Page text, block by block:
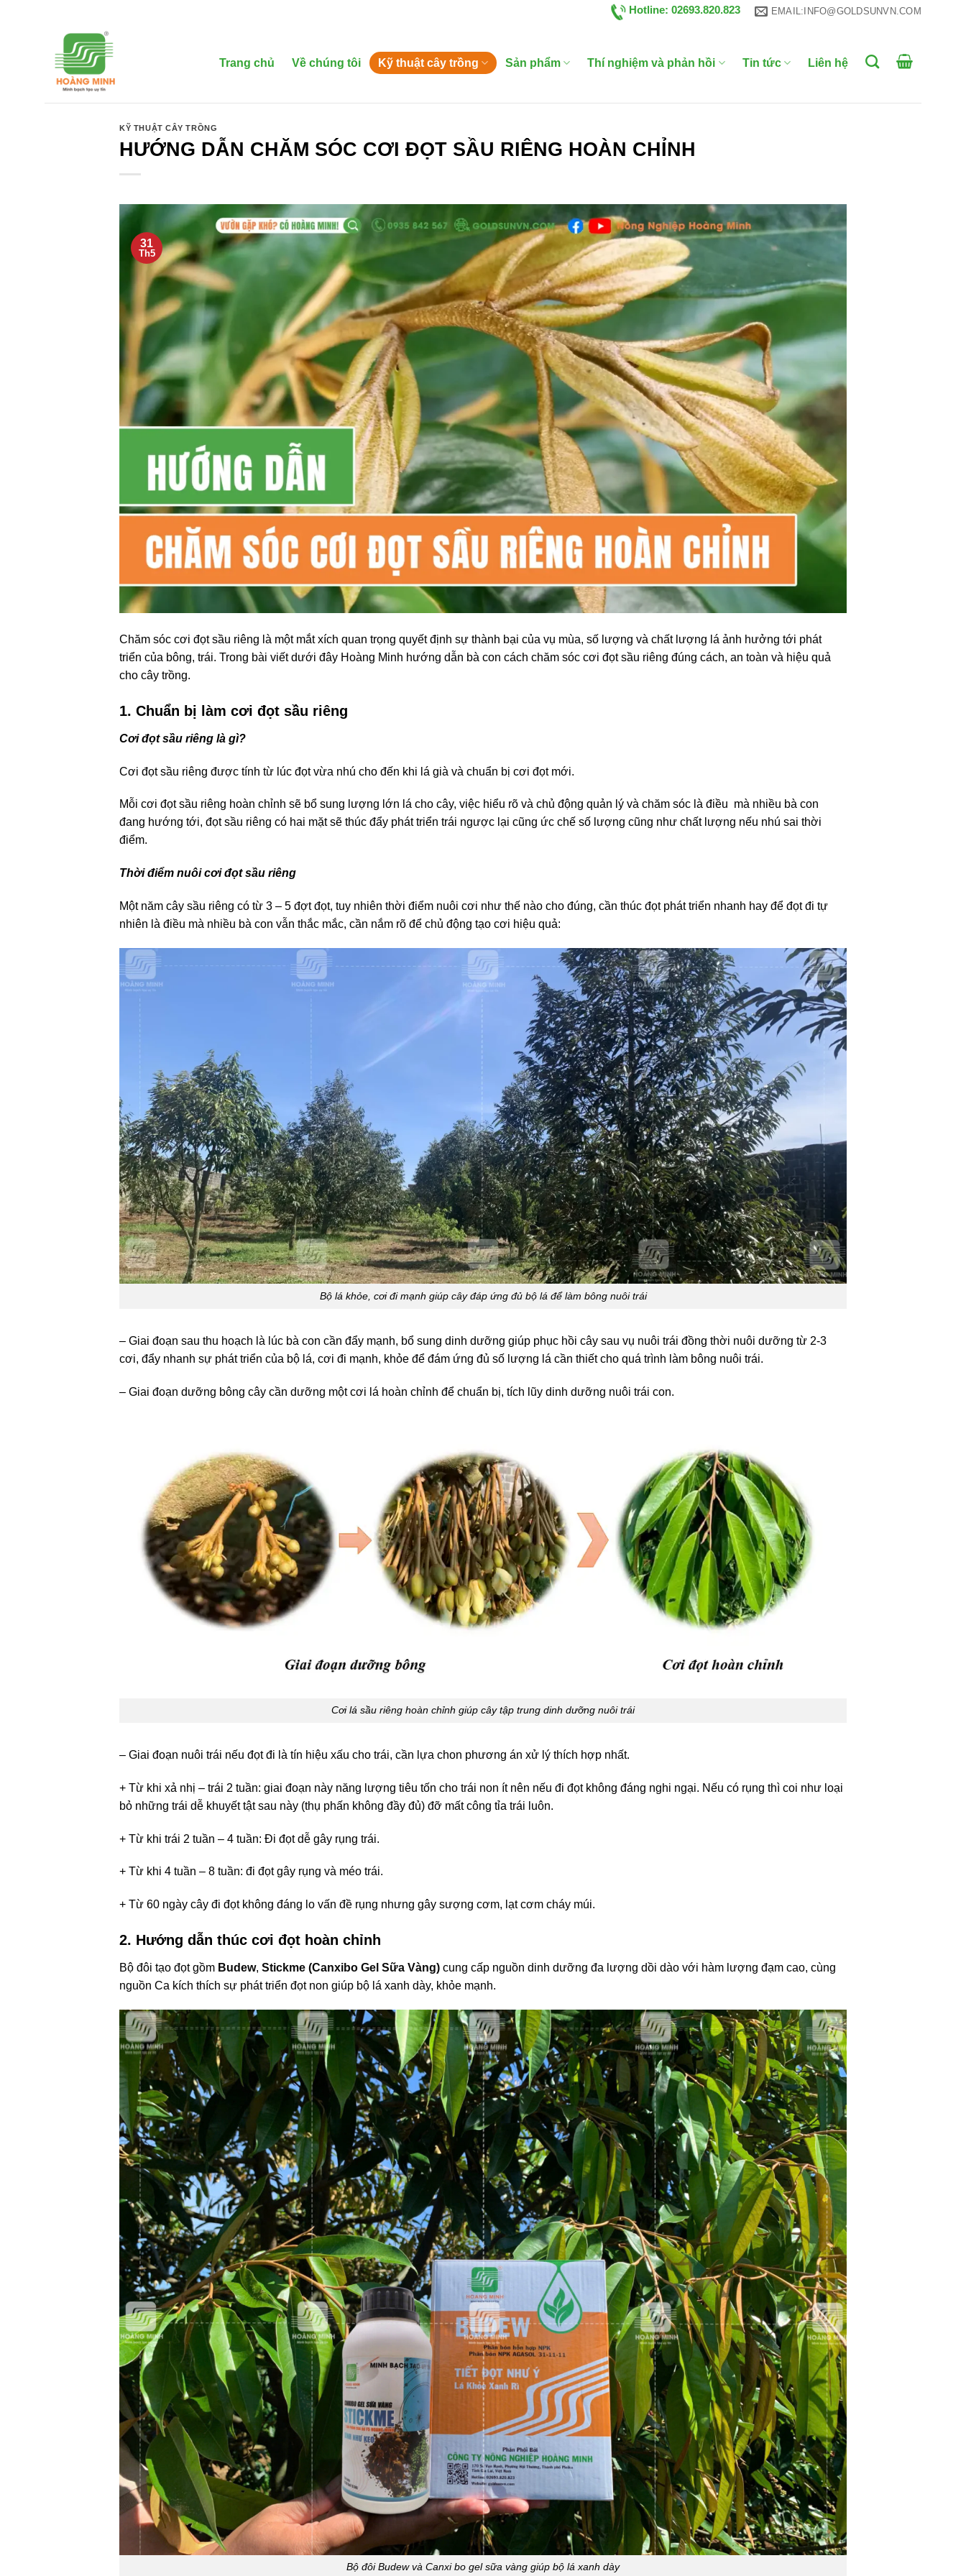
Hotline: 02693.820.823 EMAIL:INFO@GOLDSUNVN.COM
Trang chủ Về chúng tôi Kỹ thuật cây trồng Sản phẩm Thí nghiệm và phản hồi Tin tức Liên hệ
KỸ THUẬT CÂY TRỒNG
HƯỚNG DẪN CHĂM SÓC CƠI ĐỌT SẦU RIÊNG HOÀN CHỈNH
31
Th5
Chăm sóc cơi đọt sầu riêng là một mắt xích quan trọng quyết định sự thành bại của vụ mùa, số lượng và chất lượng lá ảnh hưởng tới phát
triển của bông, trái. Trong bài viết dưới đây Hoàng Minh hướng dẫn bà con cách chăm sóc cơi đọt sầu riêng đúng cách, an toàn và hiệu quả
cho cây trồng.
1. Chuẩn bị làm cơi đọt sầu riêng
Cơi đọt sầu riêng là gì?
Cơi đọt sầu riêng được tính từ lúc đọt vừa nhú cho đến khi lá già và chuẩn bị cơi đọt mới.
Mỗi cơi đọt sầu riêng hoàn chỉnh sẽ bổ sung lượng lớn lá cho cây, việc hiểu rõ và chủ động quản lý và chăm sóc là điều mà nhiều bà con
đang hướng tới, đọt sầu riêng có hai mặt sẽ thúc đẩy phát triển trái ngược lại cũng ức chế số lượng cũng như chất lượng nếu nhú sai thời
điểm.
Thời điểm nuôi cơi đọt sầu riêng
Một năm cây sầu riêng có từ 3 – 5 đợt đọt, tuy nhiên thời điểm nuôi cơi như thế nào cho đúng, cần thúc đọt phát triển nhanh hay để đọt đi tự
nhiên là điều mà nhiều bà con vẫn thắc mắc, cần nắm rõ để chủ động tạo cơi hiệu quả:
Bộ lá khỏe, cơi đi mạnh giúp cây đáp ứng đủ bộ lá để làm bông nuôi trái
– Giai đoạn sau thu hoạch là lúc bà con cần đẩy mạnh, bổ sung dinh dưỡng giúp phục hồi cây sau vụ nuôi trái đồng thời nuôi dưỡng từ 2-3
cơi, đẩy nhanh sự phát triển của bộ lá, cơi đi mạnh, khỏe để đám ứng đủ số lượng lá cần thiết cho quá trình làm bông nuôi trái.
– Giai đoạn dưỡng bông cây cần dưỡng một cơi lá hoàn chỉnh để chuẩn bị, tích lũy dinh dưỡng nuôi trái con.
Cơi lá sầu riêng hoàn chỉnh giúp cây tập trung dinh dưỡng nuôi trái
– Giai đoạn nuôi trái nếu đọt đi là tín hiệu xấu cho trái, cần lựa chon phương án xử lý thích hợp nhất.
+ Từ khi xả nhị – trái 2 tuần: giai đoạn này năng lượng tiêu tốn cho trái non ít nên nếu đi đọt không đáng nghi ngại. Nếu có rụng thì coi như loại
bỏ những trái dễ khuyết tật sau này (thụ phấn không đầy đủ) đỡ mất công tỉa trái luôn.
+ Từ khi trái 2 tuần – 4 tuần: Đi đọt dễ gây rụng trái.
+ Từ khi 4 tuần – 8 tuần: đi đọt gây rụng và méo trái.
+ Từ 60 ngày cây đi đọt không đáng lo vấn đề rụng nhưng gây sượng cơm, lạt cơm cháy múi.
2. Hướng dẫn thúc cơi đọt hoàn chỉnh
Bộ đôi tạo đọt gồm Budew,Stickme (Canxibo Gel Sữa Vàng) cung cấp nguồn dinh dưỡng đa lượng dồi dào với hàm lượng đạm cao, cùng
nguồn Ca kích thích sự phát triển đọt non giúp bộ lá xanh dày, khỏe mạnh.
Bộ đôi Budew và Canxi bo gel sữa vàng giúp bộ lá xanh dày